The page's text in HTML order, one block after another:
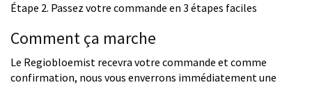
Étape 2. Passez votre commande en 3 étapes faciles
Comment ça marche
Le Regiobloemist recevra votre commande et comme
confirmation, nous vous enverrons immédiatement une